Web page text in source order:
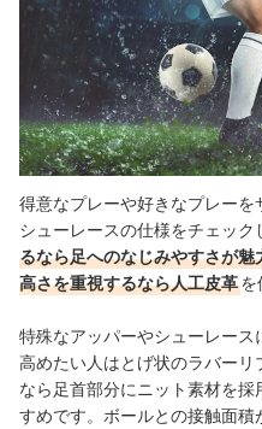
得意なプレーや好きなプレーを
シューレースの仕様をチェック
るなら足へのなじみやすさが
高さを重視するなら人工皮革を
特殊なアッパーやシューレー
高めたい人はとげ状のラバー
なら足首部分にニット素材を
すめです。ボールとの接触面積